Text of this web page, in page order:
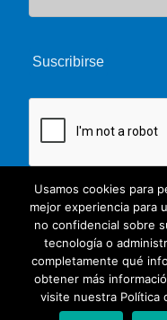
© 2026 Unate. CC
Usamos cookies para
mejor experiencia para
no confidencial sobre
tecnología o
completamente qué
obtener más
visite nuestra Política